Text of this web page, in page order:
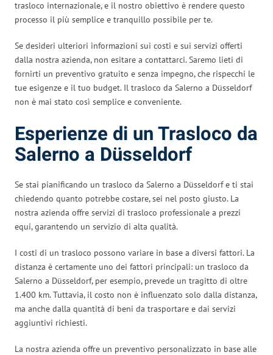
trasloco internazionale, e il nostro obiettivo è rendere questo
processo il più semplice e tranquillo possibile per te.
Se desideri ulteriori informazioni sui costi e sui servizi offerti
dalla nostra azienda, non esitare a contattarci. Saremo lieti di
fornirti un preventivo gratuito e senza impegno, che rispecchi le
tue esigenze e il tuo budget. Il trasloco da Salerno a Düsseldorf
non è mai stato così semplice e conveniente.
Esperienze di un Trasloco da
Salerno a Düsseldorf
Se stai pianificando un trasloco da Salerno a Düsseldorf e ti stai
chiedendo quanto potrebbe costare, sei nel posto giusto. La
nostra azienda offre servizi di trasloco professionale a prezzi
equi, garantendo un servizio di alta qualità.
I costi di un trasloco possono variare in base a diversi fattori. La
distanza è certamente uno dei fattori principali: un trasloco da
Salerno a Düsseldorf, per esempio, prevede un tragitto di oltre
1.400 km. Tuttavia, il costo non è influenzato solo dalla distanza,
ma anche dalla quantità di beni da trasportare e dai servizi
aggiuntivi richiesti.
La nostra azienda offre un preventivo personalizzato in base alle